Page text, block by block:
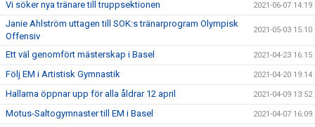
Vi söker nya tränare till truppsektionen 2021-06-07 14:19
Janie Ahlström uttagen till SOK:s tränarprogram Olympisk
Offensiv
2021-05-03 15:10
Ett väl genomfört mästerskap i Basel 2021-04-23 16:15
Följ EM i Artistisk Gymnastik 2021-04-20 19:14
Hallarna öppnar upp för alla åldrar 12 april 2021-04-09 13:52
Motus-Saltogymnaster till EM i Basel 2021-04-07 16:09